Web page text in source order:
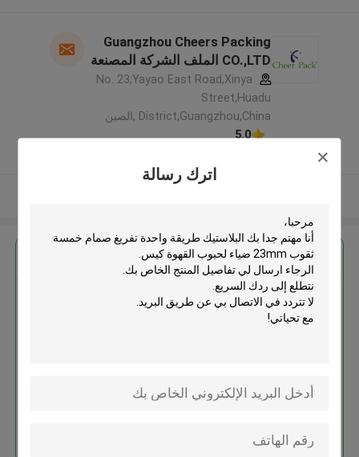
اترك رسالة
Guangzhou Cheers Packing
CO.,LTD الملف الشركة المصنعة
No. 23,Yayao East Road,Xinya
Street,Huadu
District,Guangzhou,China ,الصين
5.0
احصل على افضل سعر ل
البلاستيك طريقة واحدة تفريغ صمام